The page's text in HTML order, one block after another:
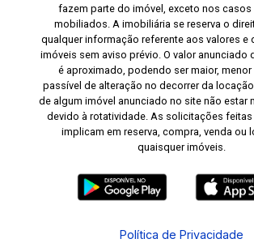
fazem parte do imóvel, exceto nos casos
mobiliados. A imobiliária se reserva o
qualquer informação referente aos valores e
imóveis sem aviso prévio. O valor anunciado
é aproximado, podendo ser maior,
passível de alteração no decorrer da
de algum imóvel anunciado no site não estar
devido à rotatividade. As solicitações
implicam em reserva, compra, venda ou
quaisquer imóveis.
Política de Privacidade